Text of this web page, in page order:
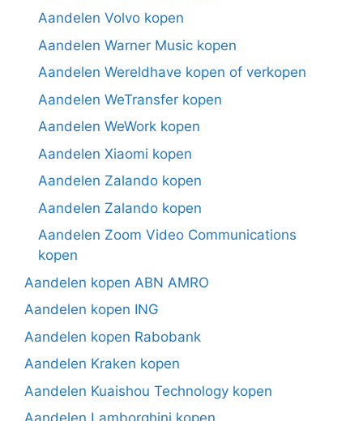
Aandelen Volvo kopen
Aandelen Warner Music kopen
Aandelen Wereldhave kopen of verkopen
Aandelen WeTransfer kopen
Aandelen WeWork kopen
Aandelen Xiaomi kopen
Aandelen Zalando kopen
Aandelen Zalando kopen
Aandelen Zoom Video Communications
kopen
Aandelen kopen ABN AMRO
Aandelen kopen ING
Aandelen kopen Rabobank
Aandelen Kraken kopen
Aandelen Kuaishou Technology kopen